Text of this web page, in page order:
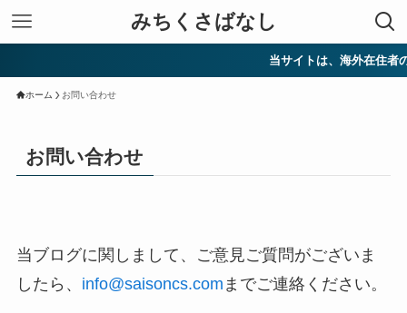
みちくさばなし
当サイトは、海外在住者の
ホーム お問い合わせ
お問い合わせ
当ブログに関しまして、ご意見ご質問がございま
したら、 info@saisoncs.com までご連絡ください。